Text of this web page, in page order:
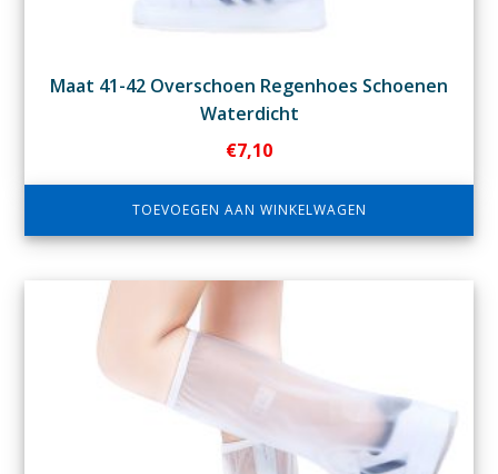
Maat 41-42 Overschoen Regenhoes Schoenen
Waterdicht
€7,10
TOEVOEGEN AAN WINKELWAGEN